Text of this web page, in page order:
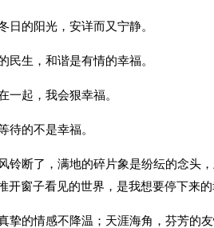
日的阳光，安详而又宁静。
民生，和谐是有情的幸福。
一起，我会狠幸福。
待的不是幸福。
铃断了，满地的碎片象是纷纭的念头
开窗子看见的世界，是我想要停下来的
挚的情感不降温；天涯海角，芬芳的